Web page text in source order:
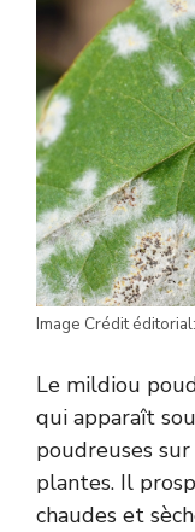
Image Crédit
Le mildiou
qui apparaît
poudreuses
plantes. Il
chaudes et